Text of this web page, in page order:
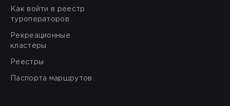
Как войти в реестр
туроператоров
Рекреационные
кластеры
Реестры
Паспорта маршрутов